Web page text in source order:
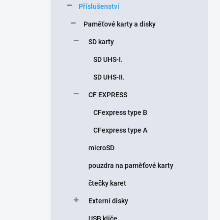
Příslušenství
Paměťové karty a disky
SD karty
SD UHS-I.
SD UHS-II.
CF EXPRESS
CFexpress type B
CFexpress type A
microSD
pouzdra na paměťové karty
čtečky karet
Externí disky